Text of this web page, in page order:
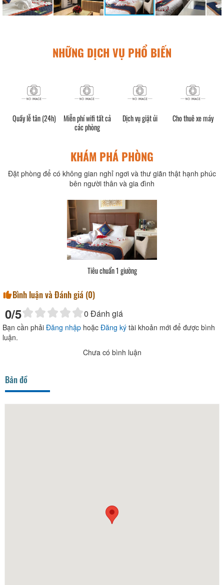
NHỮNG DỊCH VỤ PHỔ BIẾN
Quầy lễ tân (24h)
Miễn phí wifi tất cả
các phòng
Dịch vụ giặt ủi Cho thuê xe máy
KHÁM PHÁ PHÒNG
Đặt phòng để có không gian nghỉ ngơi và thư giãn thật hạnh phúc
bên người thân và gia đình
Tiêu chuẩn 1 giường
Bình luận và Đánh giá (0)
0/5 0 Đánh giá
Bạn cần phải Đăng nhập hoặc Đăng ký tài khoản mới để được bình
luận.
Chưa có bình luận
Bản đồ